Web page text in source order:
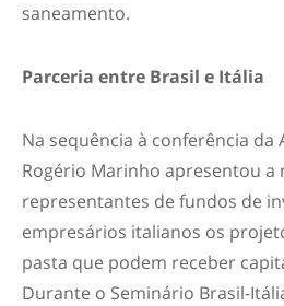
saneamento.
Parceria entre Brasil e Itália
Na sequência à conferência da
Rogério Marinho apresentou a
representantes de fundos de
empresários italianos os
pasta que podem receber
Durante o Seminário Brasil-